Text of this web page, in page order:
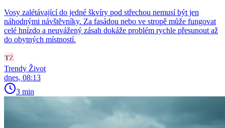
Vosy zalétávající do jedné škvíry pod střechou nemusí být jen
náhodnými návštěvníky. Za fasádou nebo ve stropě může fungovat
celé hnízdo a neuvážený zásah dokáže problém rychle přesunout až
do obytných místností.
Trendy Život
dnes, 08:13
3 min